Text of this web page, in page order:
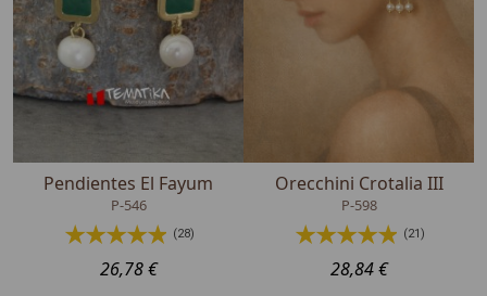
Pendientes El Fayum
P-546
(28)
26,78 €
Orecchini Crotalia III
P-598
(21)
28,84 €